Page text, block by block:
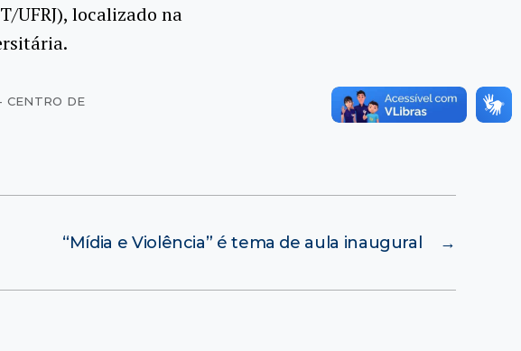
UFRJ), localizado na
CENTRO DE
→
“Mídia e Violência” é tema de aula inaugural